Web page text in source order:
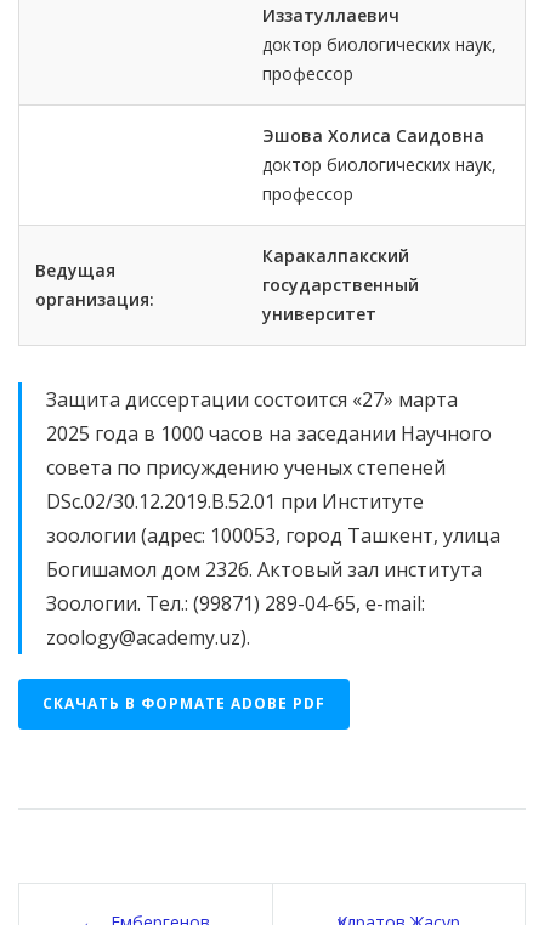
Иззатуллаевич
доктор биологических наук,
профессор
Эшова Холиса Саидовна
доктор биологических наук,
профессор
Ведущая
организация:
Каракалпакский
государственный
университет
Защита диссертации состоится «27» марта
2025 года в 1000 часов на заседании Научного
совета по присуждению ученых степеней
DSc.02/30.12.2019.В.52.01 при Институте
зоологии (адрес: 100053, город Ташкент, улица
Богишамол дом 232б. Актовый зал института
Зоологии. Тел.: (99871) 289-04-65, e-mail:
zoology@academy.uz).
СКАЧАТЬ В ФОРМАТЕ ADOBE PDF